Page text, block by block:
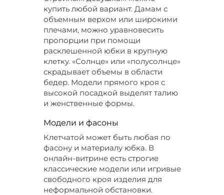
купить любой вариант. Дамам с
объемным верхом или широкими
плечами, можно уравновесить
пропорции при помощи
расклешенной юбки в крупную
клетку. «Солнце» или «полусолнце»
скрадывает объемы в области
бедер. Модели прямого кроя с
высокой посадкой выделят талию
и женственные формы.
Модели и фасоны
Клетчатой может быть любая по
фасону и материалу юбка. В
онлайн-витрине есть строгие
классические модели или игривые
свободного кроя изделия для
неформальной обстановки.